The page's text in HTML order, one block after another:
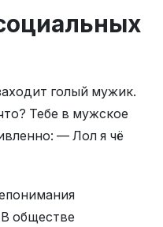
голый мужик.
Тебе в мужское
— Лол я чё
обществе